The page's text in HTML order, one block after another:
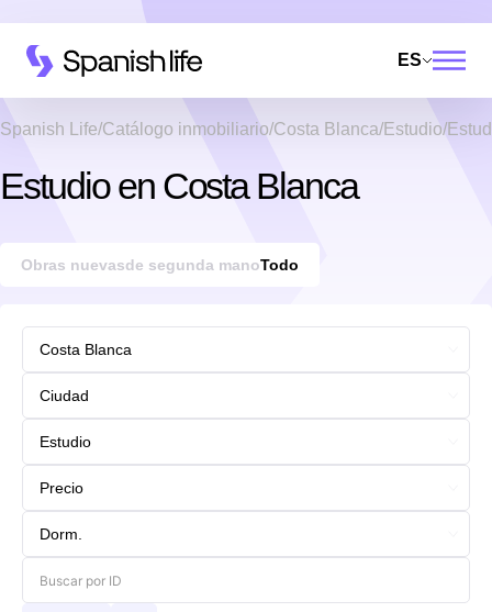
ES
Spanish Life Catálogo inmobiliario Costa Blanca Estudio
Estudio en Costa Blanca
Obras nuevasde segunda manoTodo